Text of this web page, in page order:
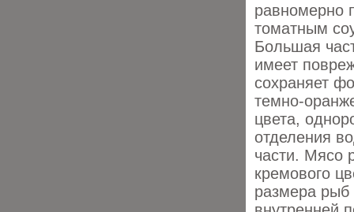
равномерно
томатным
Большая
имеет
сохраняет
темно-
цвета,
отделения
части. Мясо
кремового
размера рыб